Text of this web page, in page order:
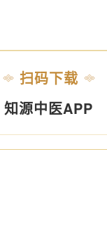
扫码下载
知源中医APP